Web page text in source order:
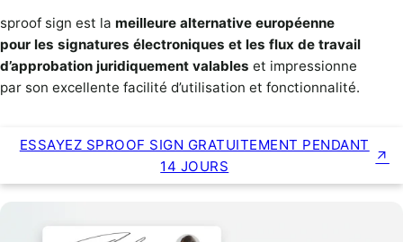
sproof sign est la meilleure alternative européenne
pour les signatures électroniques et les flux de travail
d’approbation juridiquement valables et impressionne
par son excellente facilité d’utilisation et fonctionnalité.
ESSAYEZ SPROOF SIGN GRATUITEMENT PENDANT
14 JOURS